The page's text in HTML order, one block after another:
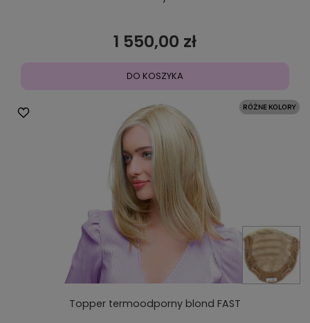
1 550,00 zł
DO KOSZYKA
Topper termoodporny blond FAST